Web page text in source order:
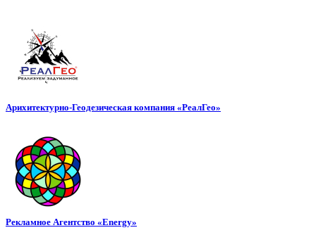
Арихитектурно-Геодезическая компания «РеалГео»
Рекламное Агентство «Energy»